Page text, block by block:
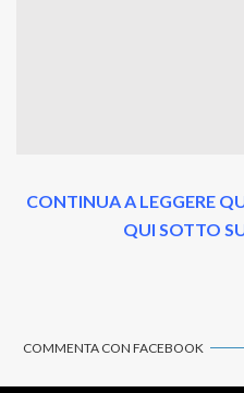
CONTINUA A LEGGERE
QUI SOTTO
COMMENTA CON FACEBOOK